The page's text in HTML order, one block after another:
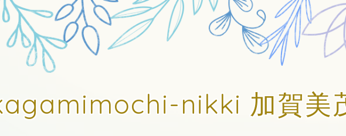
nikki 加賀美